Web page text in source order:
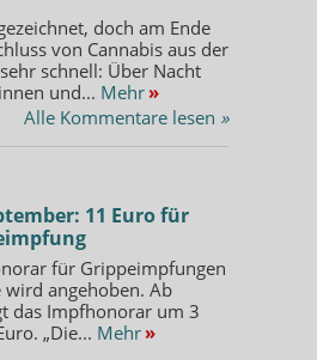
doch am Ende
von Cannabis aus der
schnell: Über Nacht
und... Mehr »
Alle Kommentare lesen »
11 Euro für
für Grippeimpfungen
angehoben. Ab
das Impfhonorar um 3
„Die... Mehr »